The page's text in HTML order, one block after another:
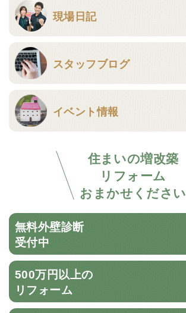
現場日記
スタッフブログ
イベント情報
住まいの増改築
リフォーム
おまかせください
無料外壁診断
受付中
500万円以上の
リフォーム